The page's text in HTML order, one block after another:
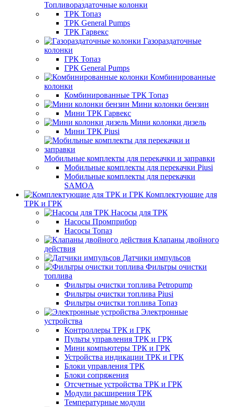
Топливораздаточные колонки
ТРК Топаз
ТРК General Pumps
ТРК Гарвекс
Газораздаточные
колонки
ГРК Топаз
ГРК General Pumps
Комбинированные
колонки
Комбинированные ТРК Топаз
Мини колонки бензин
Мини ТРК Гарвекс
Мини колонки дизель
Мини ТРК Piusi
Мобильные комплекты для перекачки и заправки
Мобильные комплекты для перекачки Piusi
Мобильные комплекты для перекачки
SAMOA
Комплектующие для
ТРК и ГРК
Насосы для ТРК
Насосы Промприбор
Насосы Топаз
Клапаны двойного
действия
Датчики импульсов
Фильтры очистки
топлива
Фильтры очистки топлива Petropump
Фильтры очистки топлива Piusi
Фильтры очистки топлива Топаз
Электронные
устройства
Контроллеры ТРК и ГРК
Пульты управления ТРК и ГРК
Мини компьютеры ТРК и ГРК
Устройства индикации ТРК и ГРК
Блоки управления ТРК
Блоки сопряжения
Отсчетные устройства ТРК и ГРК
Модули расширения ТРК
Температурные модули